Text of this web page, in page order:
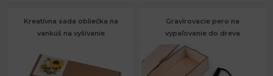
Kreatívna sada obliečka na
vankúš na vyšívanie
Gravírovacie pero na
vypaľovanie do dreva